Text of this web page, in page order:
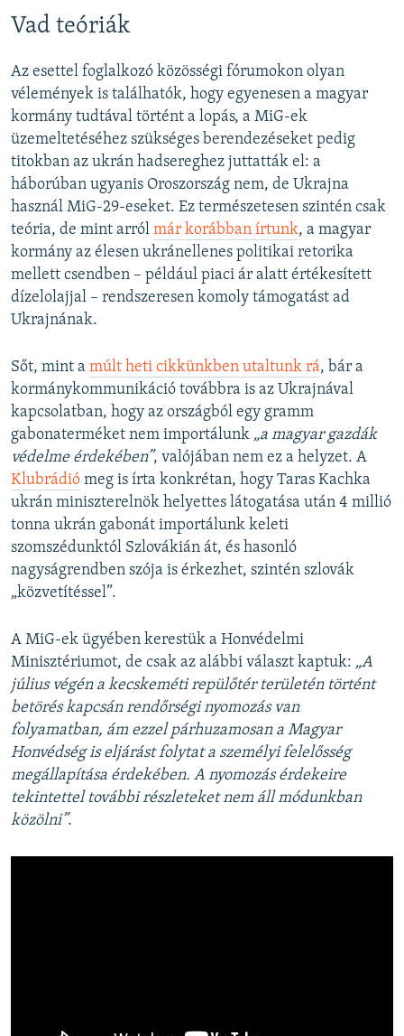
Vad teóriák
Az esettel foglalkozó közösségi fórumokon olyan
vélemények is találhatók, hogy egyenesen a magyar
kormány tudtával történt a lopás, a MiG-ek
üzemeltetéséhez szükséges berendezéseket pedig
titokban az ukrán hadsereghez juttatták el: a
háborúban ugyanis Oroszország nem, de Ukrajna
használ MiG-29-eseket. Ez természetesen szintén csak
teória, de mint arról már korábban írtunk, a magyar
kormány az élesen ukránellenes politikai retorika
mellett csendben – például piaci ár alatt értékesített
dízelolajjal – rendszeresen komoly támogatást ad
Ukrajnának.
Sőt, mint a múlt heti cikkünkben utaltunk rá, bár a
kormánykommunikáció továbbra is az Ukrajnával
kapcsolatban, hogy az országból egy gramm
gabonaterméket nem importálunk „a magyar gazdák
védelme érdekében”, valójában nem ez a helyzet. A
Klubrádió meg is írta konkrétan, hogy Taras Kachka
ukrán miniszterelnök helyettes látogatása után 4 millió
tonna ukrán gabonát importálunk keleti
szomszédunktól Szlovákián át, és hasonló
nagyságrendben szója is érkezhet, szintén szlovák
„közvetítéssel”.
A MiG-ek ügyében kerestük a Honvédelmi
Minisztériumot, de csak az alábbi választ kaptuk: „A
július végén a kecskeméti repülőtér területén történt
betörés kapcsán rendőrségi nyomozás van
folyamatban, ám ezzel párhuzamosan a Magyar
Honvédség is eljárást folytat a személyi felelősség
megállapítása érdekében. A nyomozás érdekeire
tekintettel további részleteket nem áll módunkban
közölni”.